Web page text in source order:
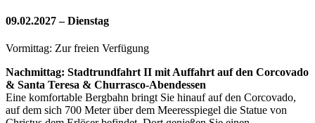
09.02.2027 – Dienstag
Vormittag: Zur freien Verfügung
Nachmittag: Stadtrundfahrt II mit Auffahrt auf den Corcovado
& Santa Teresa & Churrasco-Abendessen
Eine komfortable Bergbahn bringt Sie hinauf auf den Corcovado,
auf dem sich 700 Meter über dem Meeresspiegel die Statue von